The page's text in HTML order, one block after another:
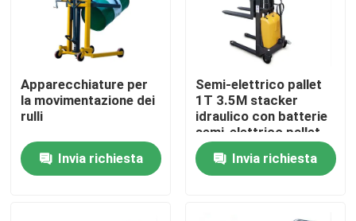
Casa
Prodotti
Su di noi
Apparecchiature per
la movimentazione dei
rulli
Invia richiesta
Semi-elettrico pallet
1T 3.5M stacker
idraulico con batterie
semi-elettrico pallet
stacker
Invia richiesta